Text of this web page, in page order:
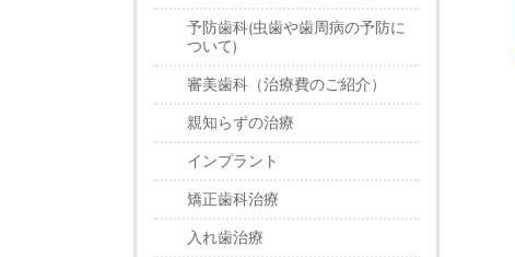
予防歯科(虫歯や歯周病の予防に
ついて)
審美歯科（治療費のご紹介）
親知らずの治療
インプラント
矯正歯科治療
入れ歯治療